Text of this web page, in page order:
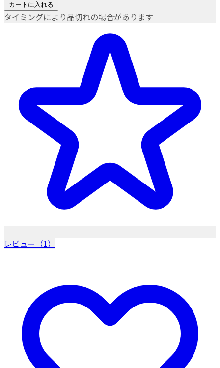
カートに入れる
タイミングにより品切れの場合があります
レビュー（1）